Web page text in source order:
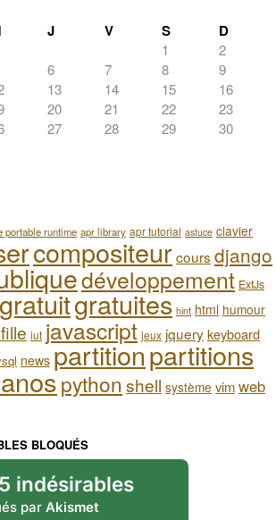
J V S D
1
2
6 7 8
9
13 14 15
16
20 21 22
23
27 28 29
30
portable runtime apr library apr tutorial astuce clavier
compositeurcours django
développement ExtJs
gratuitgratuites hint html humour
iut javascript jeux jquerykeyboard
news partitionpartitions
python shell système vimweb
BLOQUÉS
indésirables
par Akismet